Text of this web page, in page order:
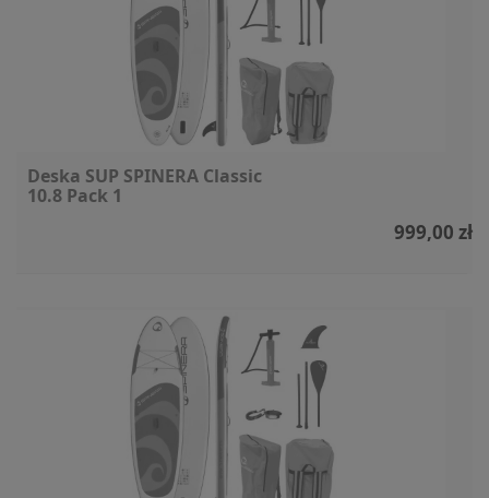
Deska SUP SPINERA Classic
10.8 Pack 1
999,00 zł